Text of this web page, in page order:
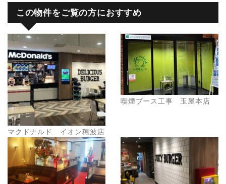
この物件をご覧の方におすすめ
マクドナルド イオン穂波店
喫煙ブース工事 玉屋本店